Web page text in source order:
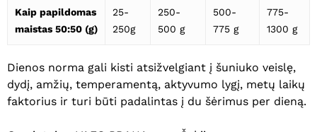
Kaip papildomas
maistas 50:50 (g)
25-
250g
250-
500 g
500-
775 g
775-
1300 g
Dienos norma gali kisti atsižvelgiant į šuniuko veislę,
dydį, amžių, temperamentą, aktyvumo lygį, metų laikų
faktorius ir turi būti padalintas į du šėrimus per dieną.